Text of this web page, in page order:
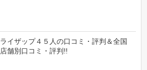
ライザップ４５人の口コミ・評判＆全国
店舗別口コミ・評判!!